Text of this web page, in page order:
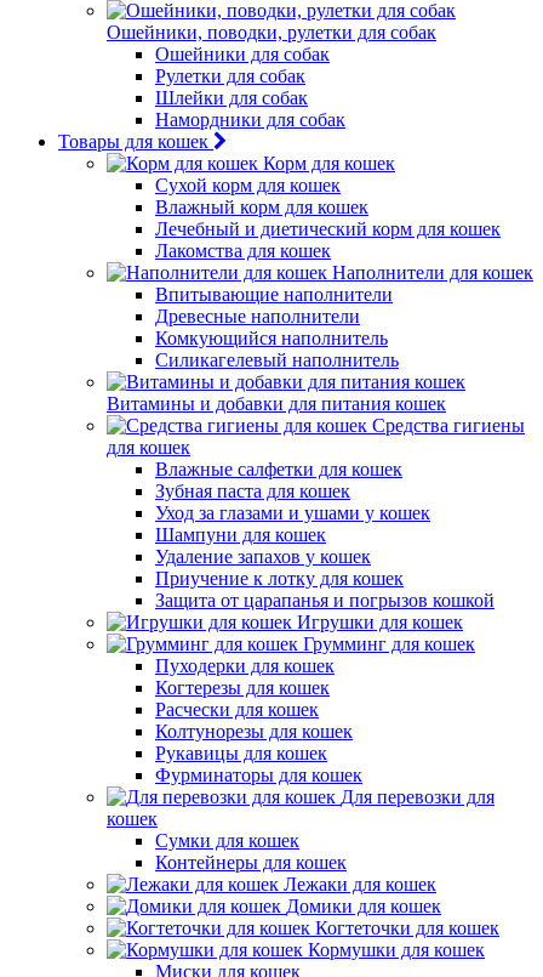
Ошейники, поводки, рулетки для собак
Ошейники для собак
Рулетки для собак
Шлейки для собак
Намордники для собак
Товары для кошек
Корм для кошек
Сухой корм для кошек
Влажный корм для кошек
Лечебный и диетический корм для кошек
Лакомства для кошек
Наполнители для кошек
Впитывающие наполнители
Древесные наполнители
Комкующийся наполнитель
Силикагелевый наполнитель
Витамины и добавки для питания кошек
Средства гигиены
для кошек
Влажные салфетки для кошек
Зубная паста для кошек
Уход за глазами и ушами у кошек
Шампуни для кошек
Удаление запахов у кошек
Приучение к лотку для кошек
Защита от царапанья и погрызов кошкой
Игрушки для кошек
Грумминг для кошек
Пуходерки для кошек
Когтерезы для кошек
Расчески для кошек
Колтунорезы для кошек
Рукавицы для кошек
Фурминаторы для кошек
Для перевозки для
кошек
Сумки для кошек
Контейнеры для кошек
Лежаки для кошек
Домики для кошек
Когтеточки для кошек
Кормушки для кошек
Миски для кошек